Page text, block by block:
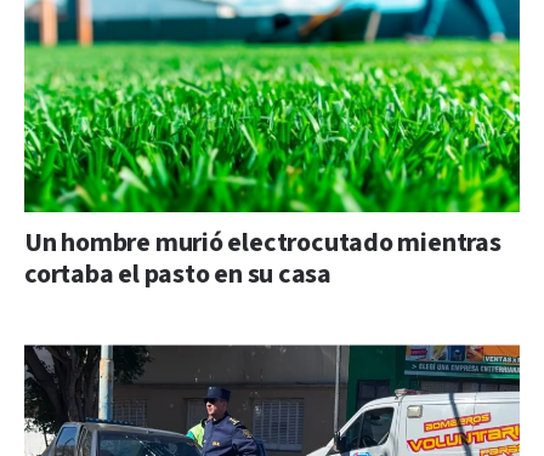
Un hombre murió electrocutado mientras
cortaba el pasto en su casa